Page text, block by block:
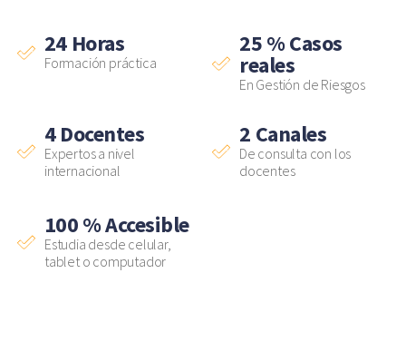
24 Horas
Formación práctica
25% Casos
reales
En Gestión de Riesgos
4 Docentes
Expertos a nivel
internacional
2 Canales
De consulta con los
docentes
100% Accesible
Estudia desde celular,
tablet o computador